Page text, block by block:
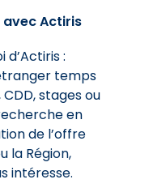
avec Actiris
d’Actiris :
temps
stages ou
en
de l’offre
la Région,
intéresse.